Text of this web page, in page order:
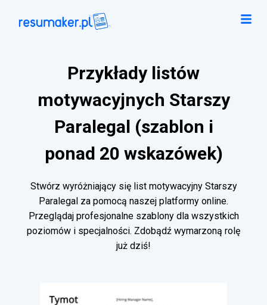
Przykłady listów
motywacyjnych Starszy
Paralegal (szablon i
ponad 20 wskazówek)
Stwórz wyróżniający się list motywacyjny Starszy
Paralegal za pomocą naszej platformy online.
Przeglądaj profesjonalne szablony dla wszystkich
poziomów i specjalności. Zdobądź wymarzoną rolę
już dziś!